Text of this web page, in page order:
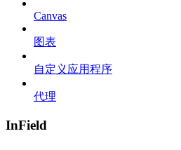
Canvas
图表
自定义应用程序
代理
InField